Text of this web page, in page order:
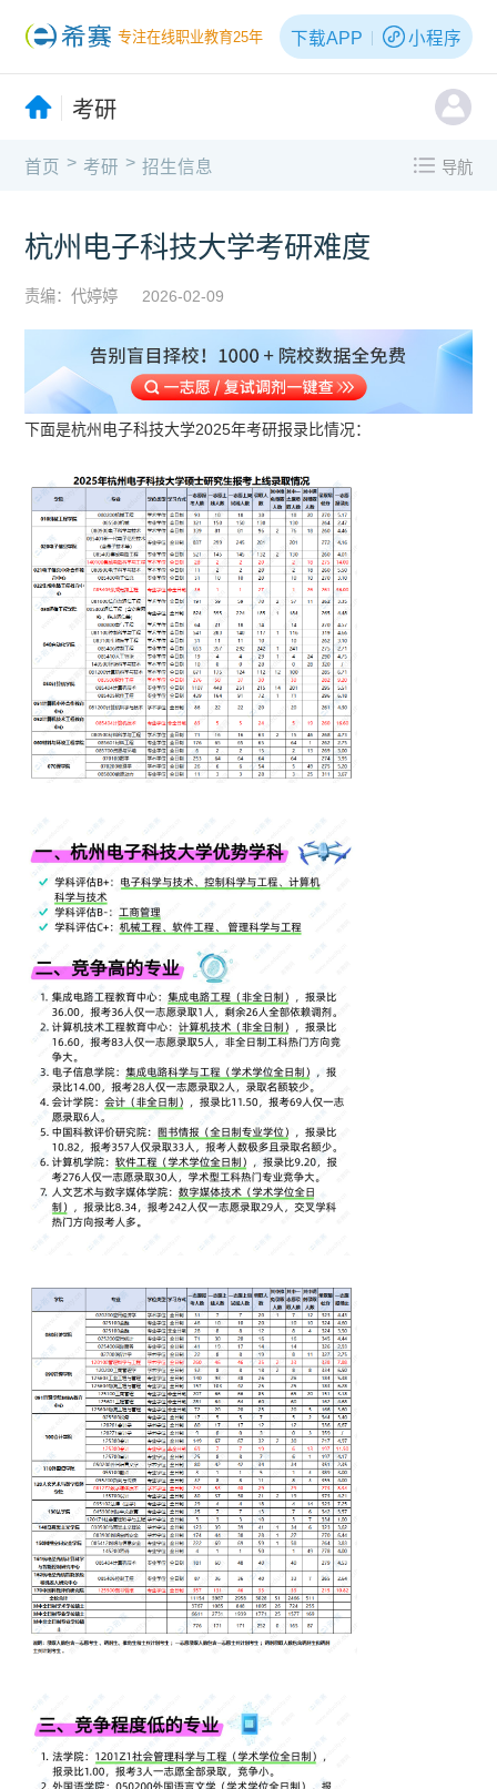
专注在线职业教育25年 下载APP 小程序
考研
首页 > 考研 > 招生信息 导航
杭州电子科技大学考研难度
责编：代婷婷 2026-02-09
下面是杭州电子科技大学2025年考研报录比情况：